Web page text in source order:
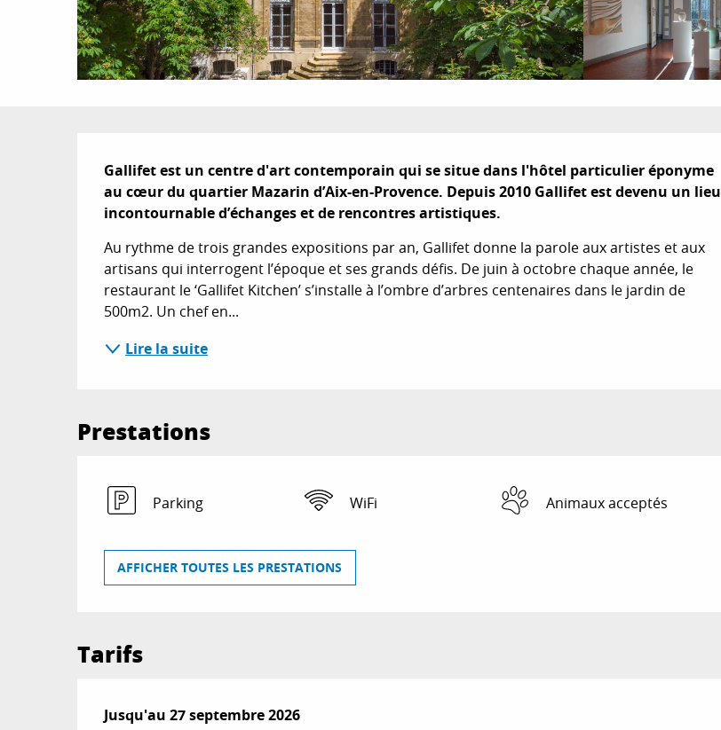
Description
Gallifet est un centre d'art contemporain qui se situe dans l'hôtel particulier éponyme
au cœur du quartier Mazarin d’Aix-en-Provence. Depuis 2010 Gallifet est devenu un lieu
incontournable d’échanges et de rencontres artistiques.
Au rythme de trois grandes expositions par an, Gallifet donne la parole aux artistes et aux
artisans qui interrogent l’époque et ses grands défis. De juin à octobre chaque année, le
restaurant le ‘Gallifet Kitchen’ s’installe à l’ombre d’arbres centenaires dans le jardin de
500m2. Un chef en...
Lire la suite
Prestations
Parking WiFi Animaux acceptés
AFFICHER TOUTES LES PRESTATIONS
Tarifs
Du6 mars 2026au27 septembre 2026
Jusqu'au 27 septembre 2026